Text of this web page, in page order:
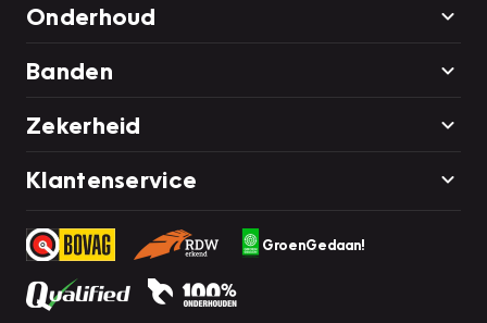
Onderhoud
Banden
Zekerheid
Klantenservice
GroenGedaan!